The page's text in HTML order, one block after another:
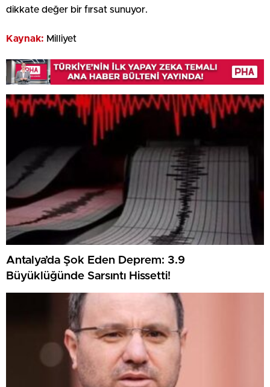
dikkate değer bir fırsat sunuyor.
Kaynak: Milliyet
Antalya’da Şok Eden Deprem: 3.9
Büyüklüğünde Sarsıntı Hissetti!